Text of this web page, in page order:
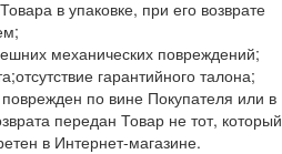
в упаковке, при его возврате
механических повреждений;
гарантийного талона;
по вине Покупателя или в
передан Товар не тот, который
в Интернет-магазине.